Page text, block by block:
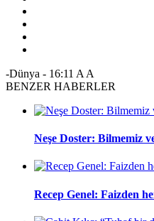
-Dünya - 16:11 A A
BENZER HABERLER
Neşe Doster: Bilmemiz
Recep Genel: Faizden